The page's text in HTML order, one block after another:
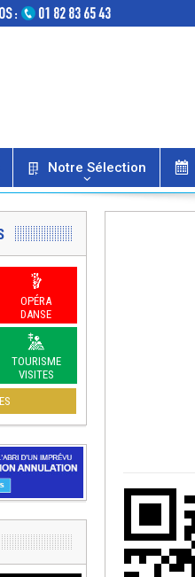
Notre Sélection
OPÉRA
DANSE
TOURISME
VISITES